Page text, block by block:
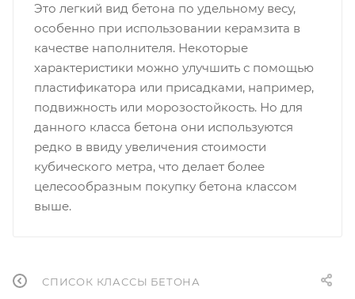
Это легкий вид бетона по удельному весу,
особенно при использовании керамзита в
качестве наполнителя. Некоторые
характеристики можно улучшить с помощью
пластификатора или присадками, например,
подвижность или морозостойкость. Но для
данного класса бетона они используются
редко в ввиду увеличения стоимости
кубического метра, что делает более
целесообразным покупку бетона классом
выше.
СПИСОК КЛАССЫ БЕТОНА